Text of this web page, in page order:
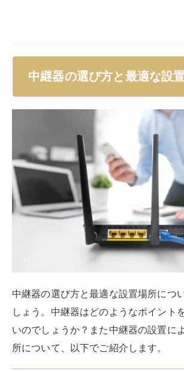
有線接続するためには、中継器に有線
があるかどうかを確認しましょう。
親機との互換性があるかを確認
中継器を選ぶ際には、親機との互換性
ておきましょう。親機との互換性があ
簡単に行えます。また互換性がない場
じる可能性も。互換性については、メ
どで確認しましょう。
Wi-Fiの規格を確認する
中継器には対応しているWi-Fiの規格
器が最新のWi-Fi規格に対応していても